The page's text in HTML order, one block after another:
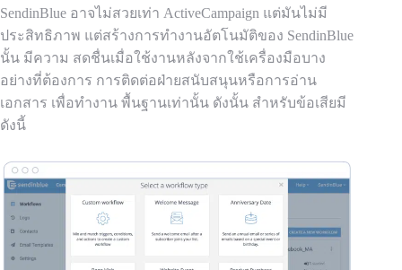
SendinBlue อาจไม่สวยเท่า ActiveCampaign แต่มันไม่มี
ประสิทธิภาพ แต่สร้างการทำงานอัตโนมัติของ SendinBlue
นั้น มีความ สดชื่นเมื่อใช้งานหลังจากใช้เครื่องมือบาง
อย่างที่ต้องการ การติดต่อฝ่ายสนับสนุนหรือการอ่าน
เอกสาร เพื่อทำงาน พื้นฐานเท่านั้น ดังนั้น สำหรับข้อเสียมี
ดังนี้